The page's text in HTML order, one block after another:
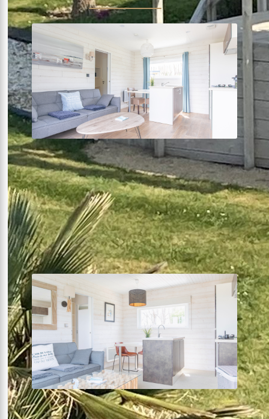
Lodge DELUXE SPA
1 chambre
32m²
SPA
Terrasse solarium
Voir plus +
À partir de193€la nuit
Lodge SUITE